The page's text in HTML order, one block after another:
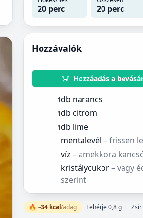
20 perc 20 perc
Hozzávalók
Hozzáadás a
1db narancs
1db citrom
1db lime
mentalevél – frissen
víz – amekkora
kristálycukor– vagy
szerint
🔥 ~34 kcal/adag Fehérje 0,8 g Zsír